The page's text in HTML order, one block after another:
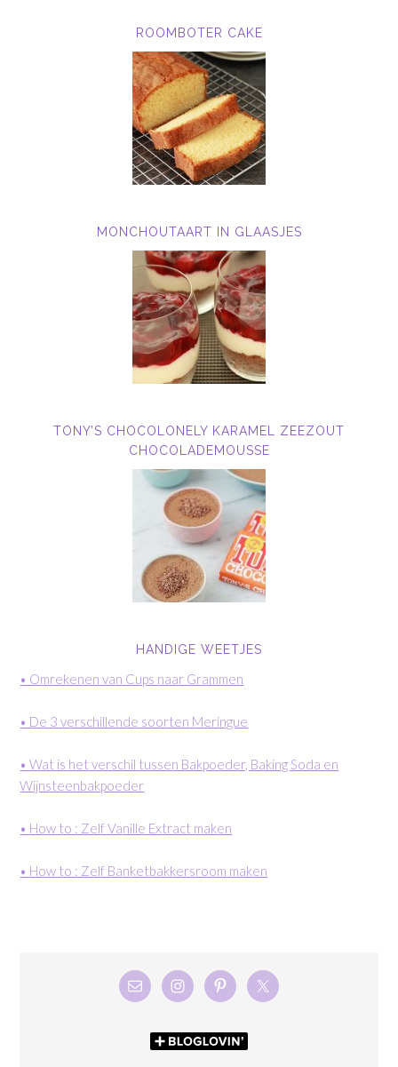
ROOMBOTER CAKE
MONCHOUTAART IN GLAASJES
TONY’S CHOCOLONELY KARAMEL ZEEZOUT
CHOCOLADEMOUSSE
HANDIGE WEETJES
• Omrekenen van Cups naar Grammen
• De 3 verschillende soorten Meringue
• Wat is het verschil tussen Bakpoeder, Baking Soda en
Wijnsteenbakpoeder
• How to : Zelf Vanille Extract maken
• How to : Zelf Banketbakkersroom maken